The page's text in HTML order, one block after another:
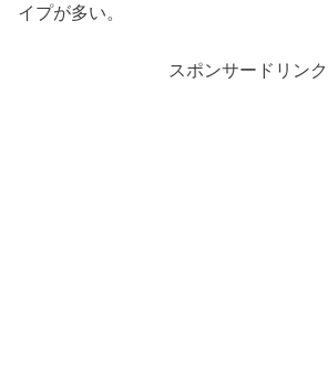
イプが多い。
スポンサードリンク